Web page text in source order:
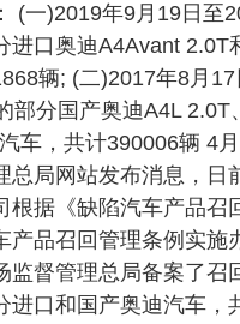
(一)2019年9月19日至
进口奥迪A4Avant 2.0T
辆; (二)2017年8月17
部分国产奥迪A4L 2.0T
车，共计390006辆 4
总局网站发布消息，日
根据《缺陷汽车产品召
产品召回管理条例实施
监督管理总局备案了召
进口和国产奥迪汽车，